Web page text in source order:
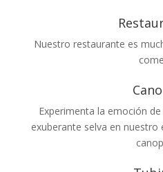
Nuestro restaurante es
Experimenta la emoción
exuberante selva en